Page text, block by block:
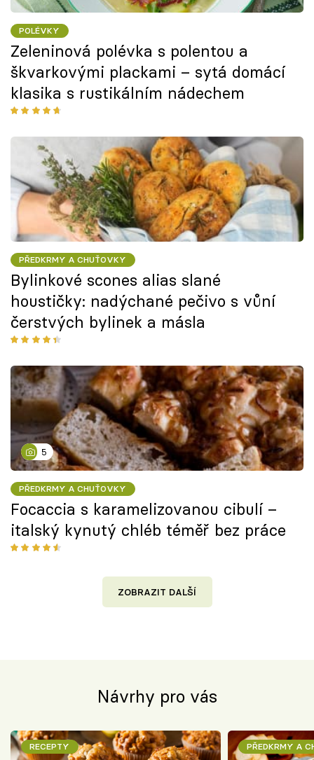
POLÉVKY
Zeleninová polévka s polentou a
škvarkovými plackami – sytá domácí
klasika s rustikálním nádechem
PŘEDKRMY A CHUŤOVKY
Bylinkové scones alias slané
houstičky: nadýchané pečivo s vůní
čerstvých bylinek a másla
5
PŘEDKRMY A CHUŤOVKY
Focaccia s karamelizovanou cibulí –
italský kynutý chléb téměř bez práce
ZOBRAZIT DALŠÍ
Návrhy pro vás
RECEPTY PŘEDKRMY A